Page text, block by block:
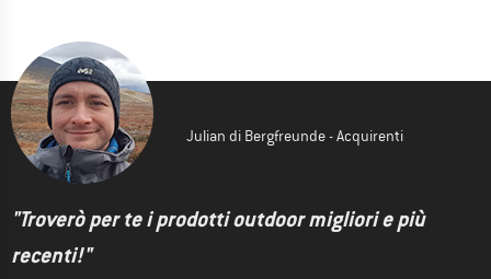
Julian di Bergfreunde - Acquirenti
"Troverò per te i prodotti outdoor migliori e più
recenti!"